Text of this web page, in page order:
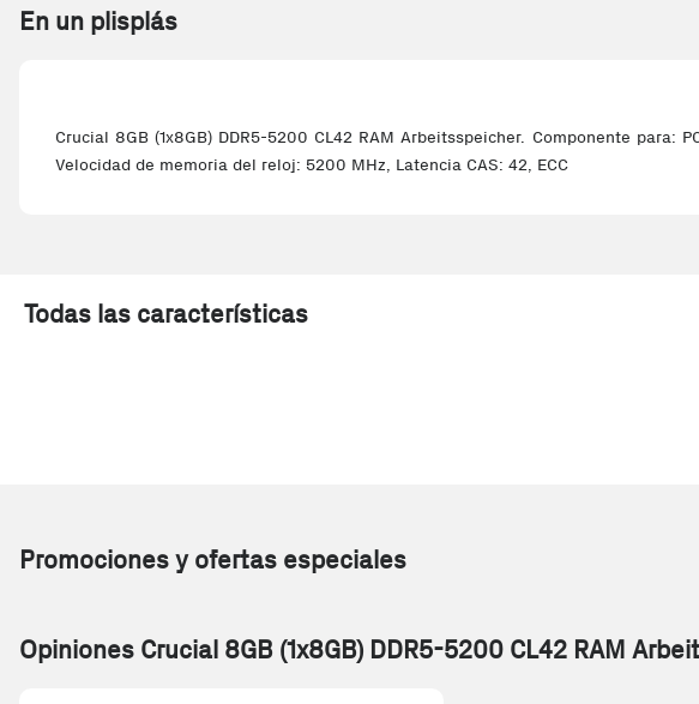
En un plisplás
Crucial 8GB (1x8GB) DDR5-5200 CL42 RAM Arbeitsspeicher. Componente
Velocidad de memoria del reloj: 5200 MHz, Latencia CAS: 42, ECC
Todas las características
Promociones y ofertas especiales
Opiniones Crucial 8GB (1x8GB) DDR5-5200 CL42 RAM